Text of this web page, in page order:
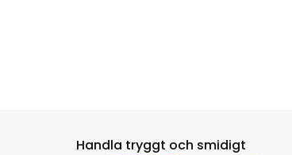
Handla tryggt och smidigt